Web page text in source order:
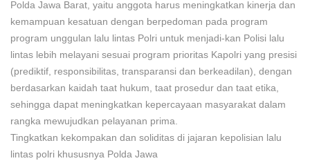
Polda Jawa Barat, yaitu anggota harus meningkatkan kinerja dan
kemampuan kesatuan dengan berpedoman pada program
program unggulan lalu lintas Polri untuk menjadi-kan Polisi lalu
lintas lebih melayani sesuai program prioritas Kapolri yang presisi
(prediktif, responsibilitas, transparansi dan berkeadilan), dengan
berdasarkan kaidah taat hukum, taat prosedur dan taat etika,
sehingga dapat meningkatkan kepercayaan masyarakat dalam
rangka mewujudkan pelayanan prima.
Tingkatkan kekompakan dan soliditas di jajaran kepolisian lalu
lintas polri khususnya Polda Jawa